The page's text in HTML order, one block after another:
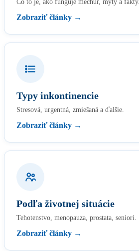
Čo to je, ako funguje mechúr, mýty a fakty.
Zobraziť články →
Typy inkontinencie
Stresová, urgentná, zmiešaná a ďalšie.
Zobraziť články →
Podľa životnej situácie
Tehotenstvo, menopauza, prostata, seniori.
Zobraziť články →